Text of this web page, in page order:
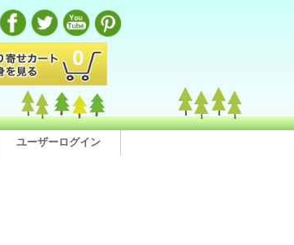
0
ユーザーログイン